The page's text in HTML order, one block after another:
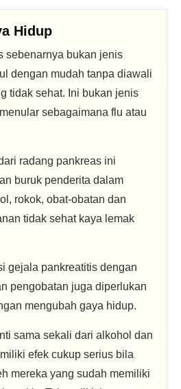
Hidup
sebenarnya bukan jenis
dengan mudah tanpa diawali
tidak sehat. Ini bukan jenis
sebagaimana flu atau
radang pankreas ini
buruk penderita dalam
rokok, obat-obatan dan
tidak sehat kaya lemak
gejala pankreatitis dengan
pengobatan juga diperlukan
mengubah gaya hidup.
sama sekali dari alkohol dan
efek cukup serius bila
mereka yang sudah memiliki